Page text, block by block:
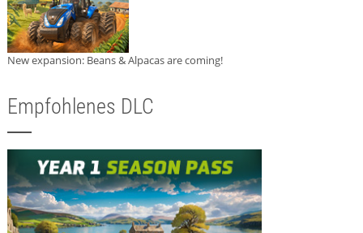
New expansion: Beans & Alpacas are coming!
Empfohlenes DLC